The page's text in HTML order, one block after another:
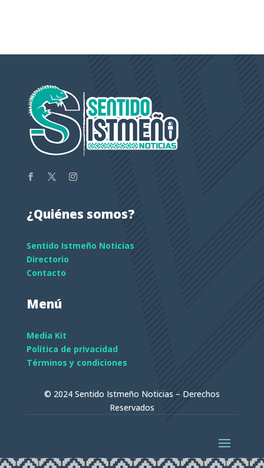
¿Quiénes somos?
Sentido Istmeño Noticias
Directorio
Contacto
Menú
Media Kit
Política de privacidad
Términos y condiciones
© 2024 Sentido Istmeño Noticias – Derechos
Reservados